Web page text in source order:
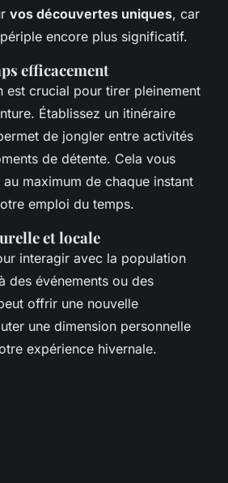
vos découvertes uniques, car
encore plus significatif.
efficacement
est crucial pour tirer pleinement
Établissez un itinéraire
de jongler entre activités
de détente. Cela vous
maximum de chaque instant
emploi du temps.
et locale
interagir avec la population
des événements ou des
offrir une nouvelle
une dimension personnelle
expérience hivernale.